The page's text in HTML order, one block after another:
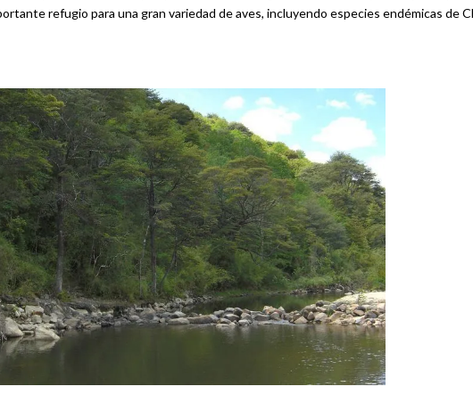
refugio para una gran variedad de aves, incluyendo especies endémicas de